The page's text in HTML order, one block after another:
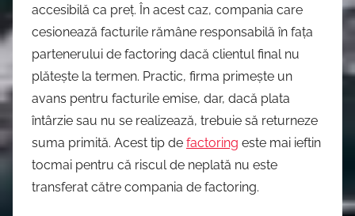
accesibilă ca preț. În acest caz, compania care
cesionează facturile rămâne responsabilă în fața
partenerului de factoring dacă clientul final nu
plătește la termen. Practic, firma primește un
avans pentru facturile emise, dar, dacă plata
întârzie sau nu se realizează, trebuie să returneze
suma primită. Acest tip de factoring este mai ieftin
tocmai pentru că riscul de neplată nu este
transferat către compania de factoring.